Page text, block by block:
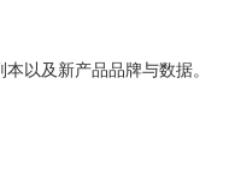
以及新产品品牌与数据。